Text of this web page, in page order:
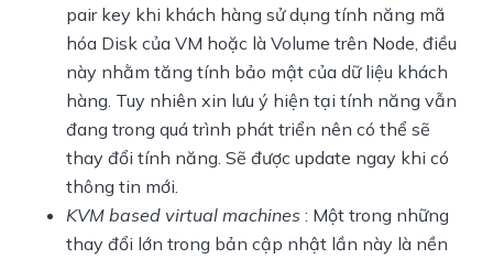
pair key khi khách hàng sử dụng tính năng mã
hóa Disk của VM hoặc là Volume trên Node, điều
này nhằm tăng tính bảo mật của dữ liệu khách
hàng. Tuy nhiên xin lưu ý hiện tại tính năng vẫn
đang trong quá trình phát triển nên có thể sẽ
thay đổi tính năng. Sẽ được update ngay khi có
thông tin mới.
KVM based virtual machines : Một trong những
thay đổi lớn trong bản cập nhật lần này là nền